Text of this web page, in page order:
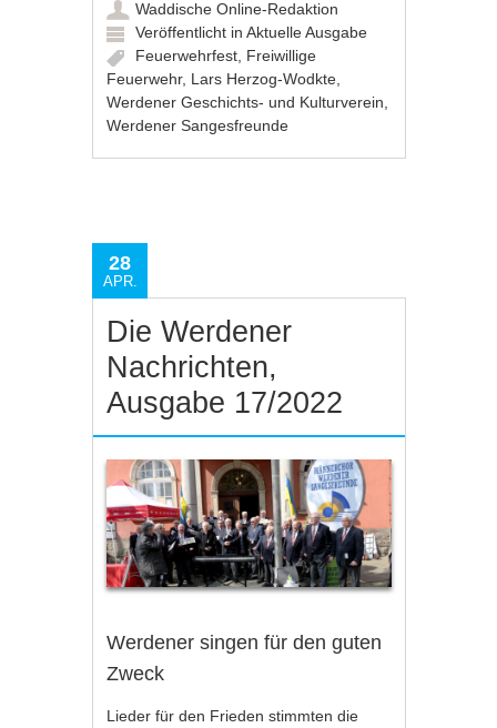
Waddische Online-Redaktion
Veröffentlicht inAktuelle Ausgabe
Feuerwehrfest Freiwillige
Feuerwehr, Lars Herzog-Wodkte
Werdener Geschichts- und Kulturverein
Werdener Sangesfreunde
28
APR.
Die Werdener
Nachrichten,
Ausgabe 17/2022
Werdener singen für den guten
Zweck
Lieder für den Frieden stimmten die